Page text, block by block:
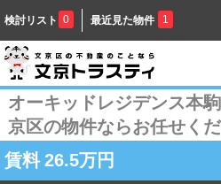
検討リスト 0 最近見た物件 1
オーキッドレジデンス本
京区の物件ならお任せくだ
賃料 26.5万円